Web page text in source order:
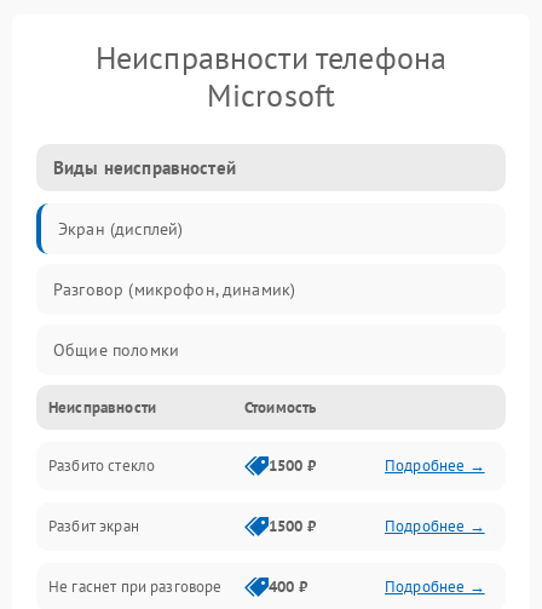
Неисправности телефона
Microsoft
Виды неисправностей
Экран (дисплей)
Разговор (микрофон, динамик)
Общие поломки
Проблемы связи
Камеры
Проблемы с дисплеем и сенсором
Зарядка
Неисправности Стоимость
Разбито стекло 1500 ₽ Подробнее →
Разбит экран 1500 ₽ Подробнее →
Не гаснет при разговоре 400 ₽ Подробнее →